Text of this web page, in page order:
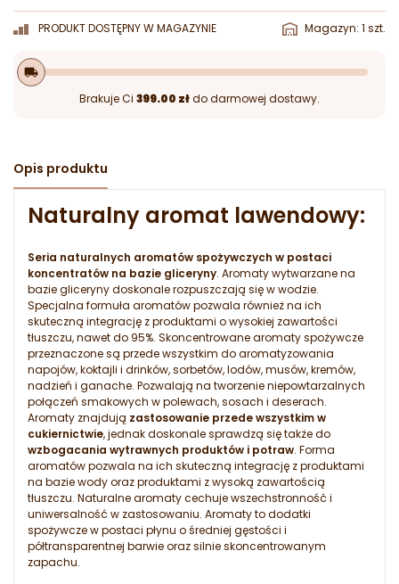
PRODUKT DOSTĘPNY W MAGAZYNIE Magazyn: 1 szt.
local_shipping
Brakuje Ci 399.00 złdo darmowej dostawy.
Opis produktu
Naturalny aromat lawendowy:
Seria naturalnych aromatów spożywczych w postaci
koncentratów na bazie gliceryny. Aromaty wytwarzane na
bazie gliceryny doskonale rozpuszczają się w wodzie.
Specjalna formuła aromatów pozwala również na ich
skuteczną integrację z produktami o wysokiej zawartości
tłuszczu, nawet do 95%. Skoncentrowane aromaty spożywcze
przeznaczone są przede wszystkim do aromatyzowania
napojów, koktajli i drinków, sorbetów, lodów, musów, kremów,
nadzień i ganache. Pozwalają na tworzenie niepowtarzalnych
połączeń smakowych w polewach, sosach i deserach.
Aromaty znajdują zastosowanie przede wszystkim w
cukiernictwie, jednak doskonale sprawdzą się także do
wzbogacania wytrawnych produktów i potraw. Forma
aromatów pozwala na ich skuteczną integrację z produktami
na bazie wody oraz produktami z wysoką zawartością
tłuszczu. Naturalne aromaty cechuje wszechstronność i
uniwersalność w zastosowaniu. Aromaty to dodatki
spożywcze w postaci płynu o średniej gęstości i
półtransparentnej barwie oraz silnie skoncentrowanym
zapachu.